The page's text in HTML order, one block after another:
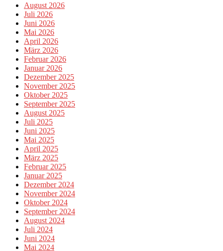
August 2026
Juli 2026
Juni 2026
Mai 2026
April 2026
März 2026
Februar 2026
Januar 2026
Dezember 2025
November 2025
Oktober 2025
September 2025
August 2025
Juli 2025
Juni 2025
Mai 2025
April 2025
März 2025
Februar 2025
Januar 2025
Dezember 2024
November 2024
Oktober 2024
September 2024
August 2024
Juli 2024
Juni 2024
Mai 2024